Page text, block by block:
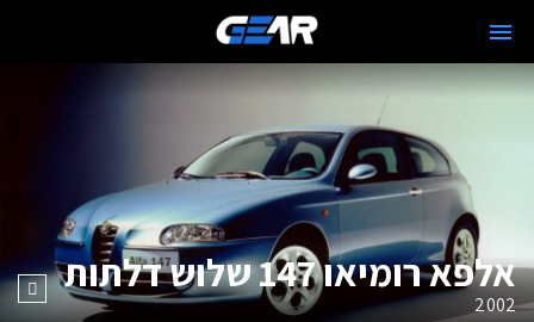
אלפא רומיאו 147 שלוש דלתות
2002